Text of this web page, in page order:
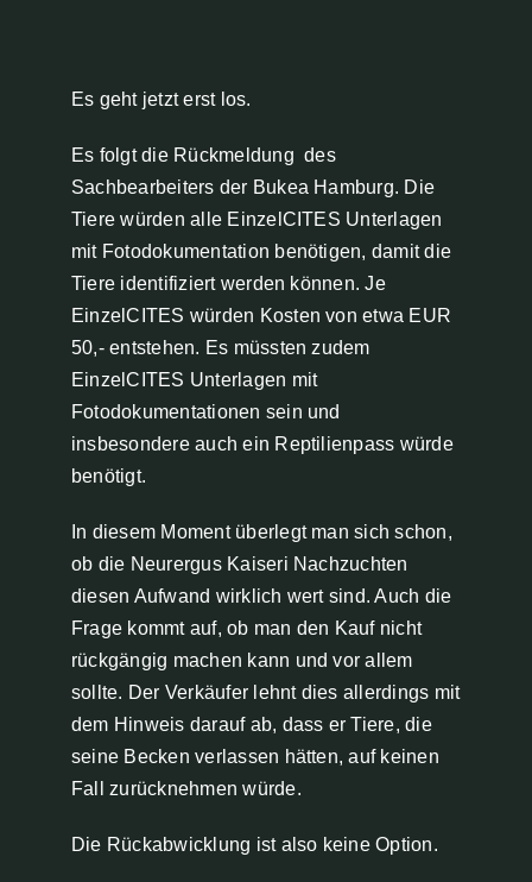
Es geht jetzt erst los.
Es folgt die Rückmeldung des
Sachbearbeiters der Bukea Hamburg. Die
Tiere würden alle EinzelCITES Unterlagen
mit Fotodokumentation benötigen, damit die
Tiere identifiziert werden können. Je
EinzelCITES würden Kosten von etwa EUR
50,- entstehen. Es müssten zudem
EinzelCITES Unterlagen mit
Fotodokumentationen sein und
insbesondere auch ein Reptilienpass würde
benötigt.
In diesem Moment überlegt man sich schon,
ob die Neurergus Kaiseri Nachzuchten
diesen Aufwand wirklich wert sind. Auch die
Frage kommt auf, ob man den Kauf nicht
rückgängig machen kann und vor allem
sollte. Der Verkäufer lehnt dies allerdings mit
dem Hinweis darauf ab, dass er Tiere, die
seine Becken verlassen hätten, auf keinen
Fall zurücknehmen würde.
Die Rückabwicklung ist also keine Option.